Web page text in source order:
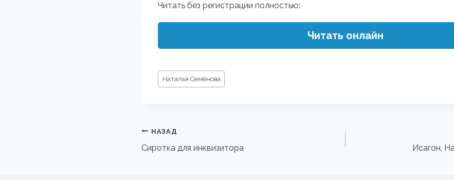
Читать без регистрации полностью:
Читать онлайн
Метки
записи:
Наталья Семёнова
Навигация
по
НАЗАД
Сиротка для инквизитора Исагон.